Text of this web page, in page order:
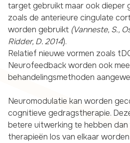
target gebruikt maar ook dieper
zoals de anterieure cingulate
worden gebruikt (Vanneste, S.,
Ridder, D. 2014).
Relatief nieuwe vormen zoals
Neurofeedback worden ook
behandelingsmethoden
Neuromodulatie kan worden
cognitieve gedragstherapie.
betere uitwerking te hebben dan
therapieën los van elkaar